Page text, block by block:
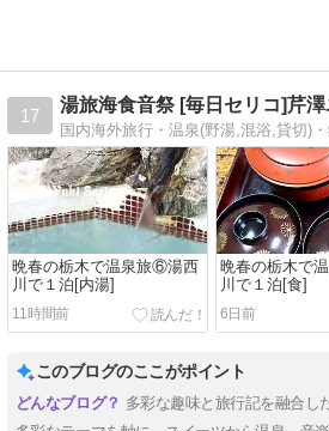
17
湯旅海食音祭 [毎日セリコ]芹
晩春の栃木で温泉旅⑥湯西
川で１泊[内湯]
11時間前
晩春の栃木で
川で１泊[食]
6日前
このブログのここがポイント
多彩な趣味と旅行記を融合し